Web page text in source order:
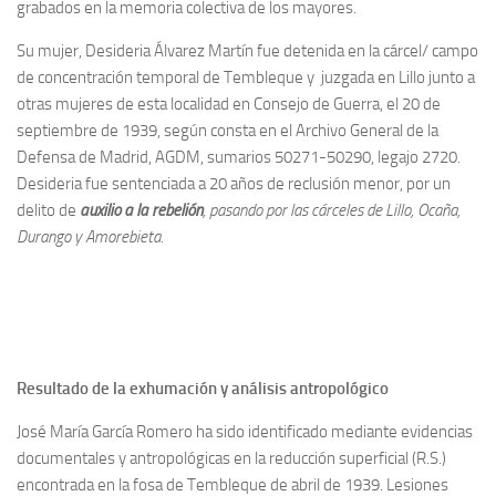
Tienda
grabados en la memoria colectiva de los mayores.
Su mujer, Desideria Álvarez Martín fue detenida en la cárcel/ campo
de concentración temporal de Tembleque y juzgada en Lillo junto a
otras mujeres de esta localidad en Consejo de Guerra, el 20 de
septiembre de 1939, según consta en el Archivo General de la
Defensa de Madrid, AGDM, sumarios 50271-50290, legajo 2720.
Desideria fue sentenciada a 20 años de reclusión menor, por un
delito de auxilio a la rebelión, pasando por las cárceles de Lillo, Ocaña,
Durango y Amorebieta.
Resultado de la exhumación y análisis antropológico
José María García Romero ha sido identificado mediante evidencias
documentales y antropológicas en la reducción superficial (R.S.)
encontrada en la fosa de Tembleque de abril de 1939. Lesiones